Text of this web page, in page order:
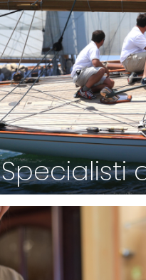
Specialisti